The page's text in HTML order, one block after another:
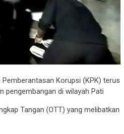
Pemberantasan Korupsi (KPK) terus
pengembangan di wilayah Pati
Tangan (OTT) yang melibatkan